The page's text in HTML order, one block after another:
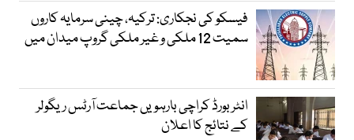
فیسکو کی نجکاری: ترکیہ، چینی سرمایہ کاروں
سمیت 12 ملکی و غیر ملکی گروپ میدان میں
انٹر بورڈ کراچی بارہویں جماعت آرٹس ریگولر
کے نتائج کا اعلان